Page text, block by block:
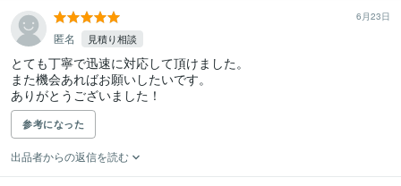
6月23日
匿名 見積り相談
とても丁寧で迅速に対応して頂けました。
また機会あればお願いしたいです。
ありがとうございました！
参考になった
出品者からの返信を読む